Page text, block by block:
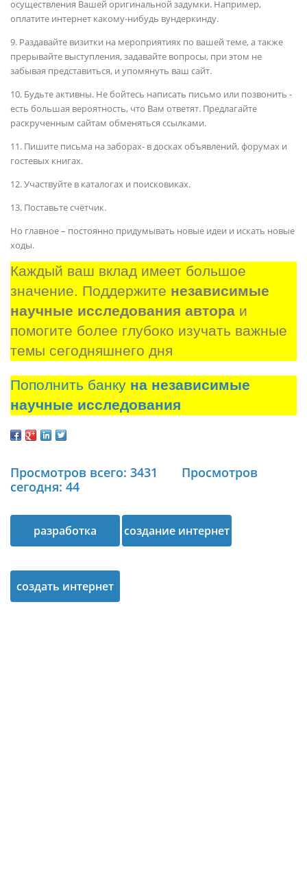
осуществления Вашей оригинальной задумки. Например,
оплатите интернет какому-нибудь вундеркинду.
9. Раздавайте визитки на мероприятиях по вашей теме, а также
прерывайте выступления, задавайте вопросы, при этом не
забывая представиться, и упомянуть ваш сайт.
10. Будьте активны. Не бойтесь написать письмо или позвонить -
есть большая вероятность, что Вам ответят. Предлагайте
раскрученным сайтам обменяться ссылками.
11. Пишите письма на заборах- в досках объявлений, форумах и
гостевых книгах.
12. Участвуйте в каталогах и поисковиках.
13. Поставьте счётчик.
Но главное – постоянно придумывать новые идеи и искать новые
ходы.
Каждый ваш вклад имеет большое
значение. Поддержите независимые
научные исследования автора и
помогите более глубоко изучать важные
темы сегодняшнего дня
Пополнить банку на независимые
научные исследования
Просмотров всего: 3431
Просмотров
сегодня: 44
разработка создание интернет
создать интернет